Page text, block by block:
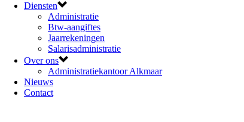
Diensten
Administratie
Btw-aangiftes
Jaarrekeningen
Salarisadministratie
Over ons
Administratiekantoor Alkmaar
Nieuws
Contact